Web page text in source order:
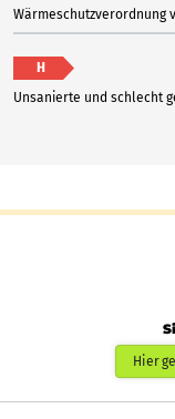
Wärmeschutzverordnung
H
Unsanierte und schlecht
Hier